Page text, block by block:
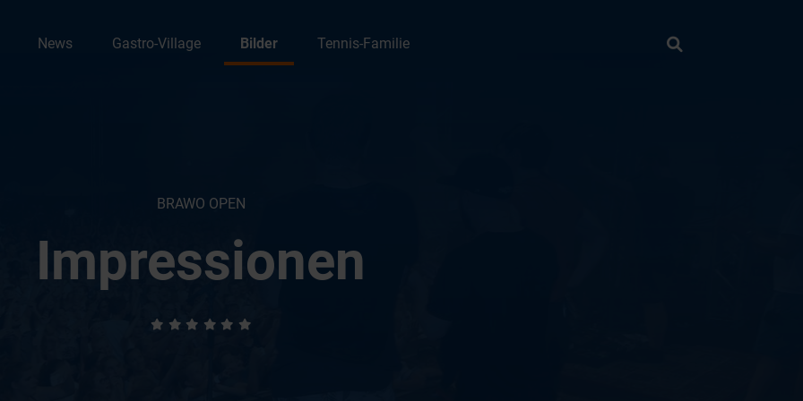
News Gastro-Village Bilder Tennis-Familie Suche
BRAWO OPEN
Impressionen